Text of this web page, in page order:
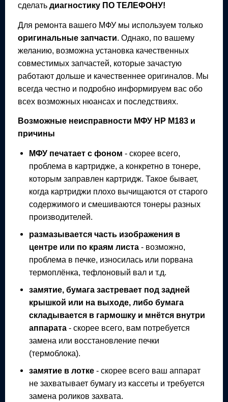
сделать диагностику ПО ТЕЛЕФОНУ!
Для ремонта вашего МФУмы используем только
оригинальные запчасти. Однако, по вашему
желанию, возможна установка качественных
совместимых запчастей, которые зачастую
работают дольше и качественнее оригиналов. Мы
всегда честно и подробно информируем вас обо
всех возможных нюансах и последствиях.
Возможные неисправности МФУ HP M183и
причины
МФУ печатает с фоном - скорее всего,
проблема в картридже, а конкретно в тонере,
которым заправлен картридж. Такое бывает,
когда картриджи плохо вычищаются от старого
содержимого и смешиваются тонеры разных
производителей.
размазывается часть изображения в
центре или по краям листа - возможно,
проблема в печке, износилась или порвана
термоплёнка, тефлоновый вал и т.д.
замятие, бумага застревает под задней
крышкой или на выходе, либо бумага
складывается в гармошку и мнётся внутри
аппарата - скорее всего, вам потребуется
замена или восстановление печки
(термоблока).
замятие в лотке - скорее всего ваш аппарат
не захватывает бумагу из кассеты и требуется
замена роликов захвата.